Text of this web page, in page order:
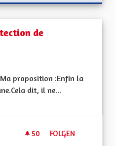
de
proposition :Enfin la
dit, il ne...
50 50 FOLLOWER
FOLGEN
DES LUMINAIRES